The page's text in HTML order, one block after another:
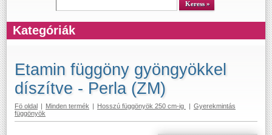
Kategóriák
Etamin függöny gyöngyökkel
díszítve - Perla (ZM)
Fö oldal | Minden termék | Hosszú függönyök 250 cm-ig | Gyerekmintás
függönyök